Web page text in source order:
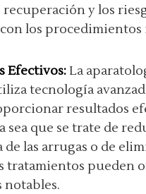
y los
los procedimientos
Efectivos:La
tecnología
resultados
sea que se trate de
de las arrugas o de
tratamientos pueden
notables.